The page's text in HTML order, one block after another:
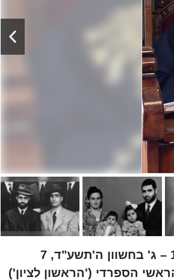
הרב עובדיה יוסף (י"ב בתשרי ה'תרפ"א, 23 בספטמבר 1920 – ג' בחשוון ה'תשע"ד, 7
הראשי הספרדי ('הראשון לציון')